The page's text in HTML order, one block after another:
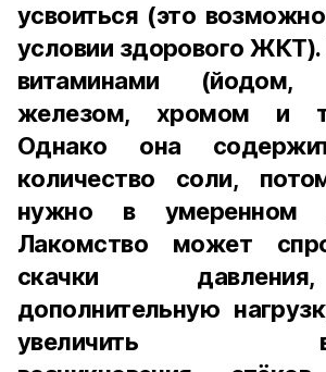
усвоиться (это
условии здорового ЖКТ).
витаминами (йодом,
железом, хромом и
Однако она
количество соли,
нужно в умеренном
Лакомство может
скачки
дополнительную
увеличить